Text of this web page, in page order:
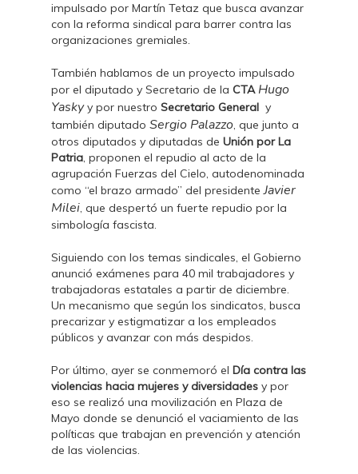
impulsado por Martín Tetaz que busca avanzar
con la reforma sindical para barrer contra las
organizaciones gremiales.
También hablamos de un proyecto impulsado
por el diputado y Secretario de la CTA Hugo
Yaskyy por nuestroSecretario General y
también diputadoSergio Palazzo, que junto a
otros diputados y diputadas deUnión por La
Patria, proponen el repudio al acto de la
agrupación Fuerzas del Cielo, autodenominada
como “el brazo armado” del presidenteJavier
Milei, que despertó un fuerte repudio por la
simbología fascista.
Siguiendo con los temas sindicales, el Gobierno
anunció exámenes para 40 mil trabajadores y
trabajadoras estatales a partir de diciembre.
Un mecanismo que según los sindicatos, busca
precarizar y estigmatizar a los empleados
públicos y avanzar con más despidos.
Por último, ayer se conmemoró elDía contra las
violencias hacia mujeres y diversidades y por
eso se realizó una movilización en Plaza de
Mayo donde se denunció el vaciamiento de las
políticas que trabajan en prevención y atención
de las violencias.